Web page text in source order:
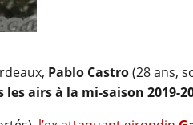
Pablo Castro(28 ans,
airs à la mi-saison 2019-